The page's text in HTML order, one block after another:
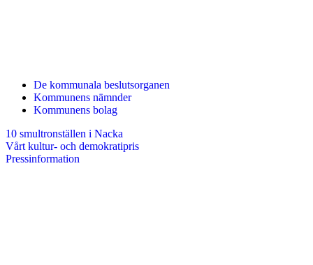
De kommunala beslutsorganen
Kommunens nämnder
Kommunens bolag
10 smultronställen i Nacka
Vårt kultur- och demokratipris
Pressinformation